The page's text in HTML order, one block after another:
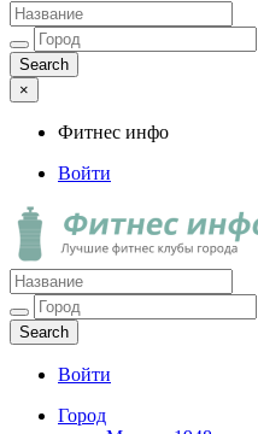
×
Фитнес инфо
Войти
Фитнес инфо
Лучшие фитнес клубы города
Войти
Город